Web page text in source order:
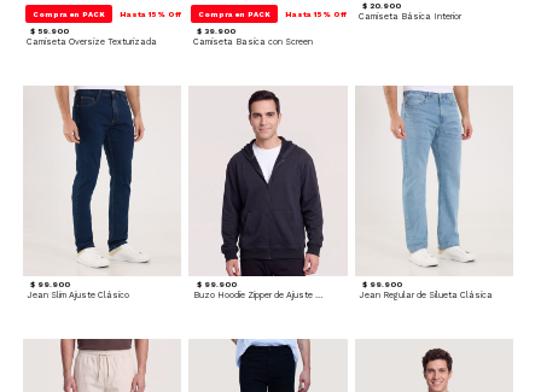
Compra en PACK Hasta 15% Off
$ 59.900
Camiseta Oversize Texturizada
Compra en PACK Hasta 15% Off
$ 39.900
Camiseta Basica con Screen
$ 20.900
Camiseta Básica Interior
$ 99.900
Jean Slim Ajuste Clásico
$ 99.900 $ 99.900
Jean Regular de Silueta Clásica